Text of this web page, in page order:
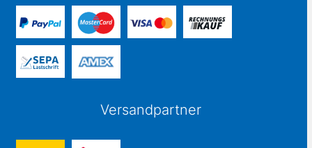
Versandpartner